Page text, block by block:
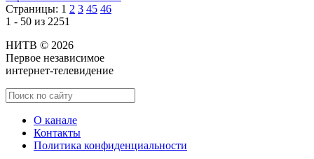
Страницы: 1 2 3 45 46
1 - 50 из 2251
НИТВ © 2026
Первое независимое
интернет-телевидение
О канале
Контакты
Политика конфиденциальности